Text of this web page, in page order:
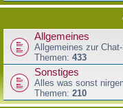
Allgemeines
Allgemeines zur
Themen: 433
Sonstiges
Alles was sonst
Themen: 210